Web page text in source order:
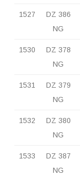
1527
DZ 386
NG
1530
DZ 378
NG
1531
DZ 379
NG
1532
DZ 380
NG
1533
DZ 387
NG